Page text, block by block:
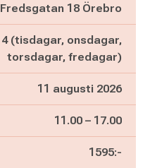
Fredsgatan 18 Örebro
4 (tisdagar, onsdagar,
torsdagar, fredagar)
11 augusti 2026
Pågår mellan
11.00 – och
17.00
1595:-